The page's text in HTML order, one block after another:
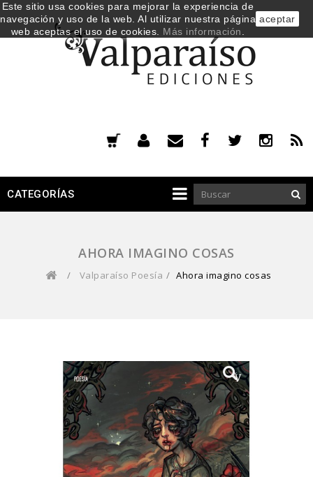
CATEGORÍAS
AHORA IMAGINO COSAS
/ Valparaíso Poesía / Ahora imagino cosas
Este sitio usa cookies para mejorar la experiencia de
navegación y uso de la web. Al utilizar nuestra página
web aceptas el uso de cookies. Más información
aceptar